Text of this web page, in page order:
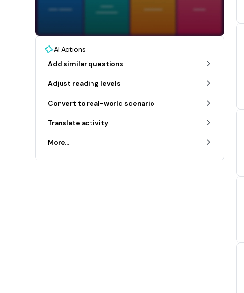
AI Actions
Add similar questions
Adjust reading levels
Convert to real-world scenario
Translate activity
More...